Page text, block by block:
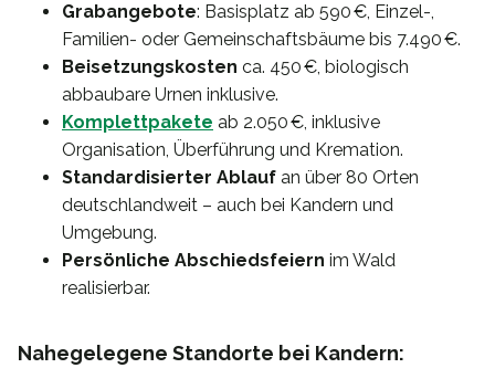
Grabangebote: Basisplatz ab 590 €, Einzel-,
Familien- oder Gemeinschaftsbäume bis 7.490 €.
Beisetzungskosten ca. 450 €, biologisch
abbaubare Urnen inklusive.
Komplettpakete ab 2.050 €, inklusive
Organisation, Überführung und Kremation.
Standardisierter Ablauf an über 80 Orten
deutschlandweit – auch bei Kandern und
Umgebung.
Persönliche Abschiedsfeiern im Wald
realisierbar.
Nahegelegene Standorte bei Kandern: